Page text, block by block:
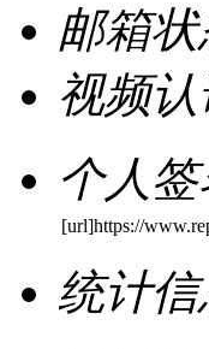
邮箱
视频
个人
[url]https://
统计信